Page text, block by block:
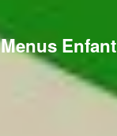
Menus Enfant